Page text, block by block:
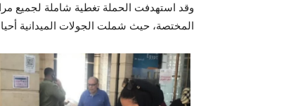
وقد استهدفت الحملة تغطية شاملة لجميع
المختصة، حيث شملت الجولات الميدانية